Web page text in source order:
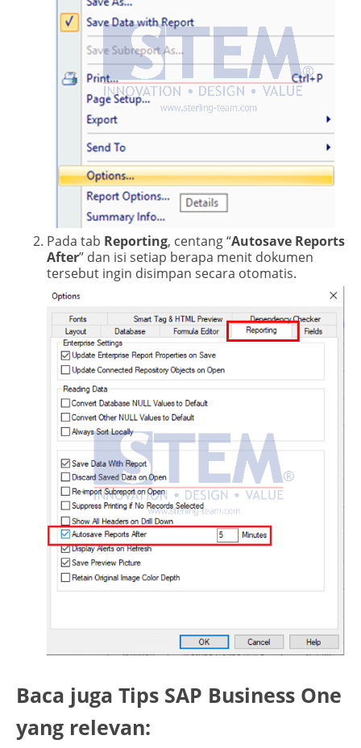
Pada tab Reporting, centang “Autosave Reports
After” dan isi setiap berapa menit dokumen
tersebut ingin disimpan secara otomatis.
Baca juga Tips SAP Business One
yang relevan: